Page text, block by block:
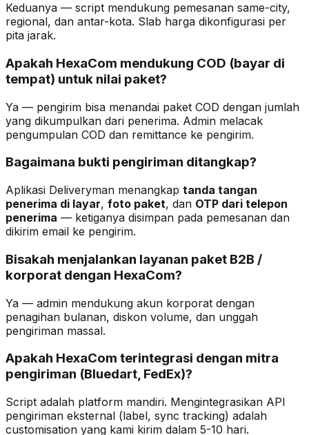
Keduanya — script mendukung pemesanan same-city,
regional, dan antar-kota. Slab harga dikonfigurasi per
pita jarak.
Apakah HexaCom mendukung COD (bayar di
tempat) untuk nilai paket?
Ya — pengirim bisa menandai paket COD dengan jumlah
yang dikumpulkan dari penerima. Admin melacak
pengumpulan COD dan remittance ke pengirim.
Bagaimana bukti pengiriman ditangkap?
Aplikasi Deliveryman menangkap tanda tangan
penerima di layar, foto paket, dan OTP dari telepon
penerima — ketiganya disimpan pada pemesanan dan
dikirim email ke pengirim.
Bisakah menjalankan layanan paket B2B /
korporat dengan HexaCom?
Ya — admin mendukung akun korporat dengan
penagihan bulanan, diskon volume, dan unggah
pengiriman massal.
Apakah HexaCom terintegrasi dengan mitra
pengiriman (Bluedart, FedEx)?
Script adalah platform mandiri. Mengintegrasikan API
pengiriman eksternal (label, sync tracking) adalah
customisation yang kami kirim dalam 5-10 hari.